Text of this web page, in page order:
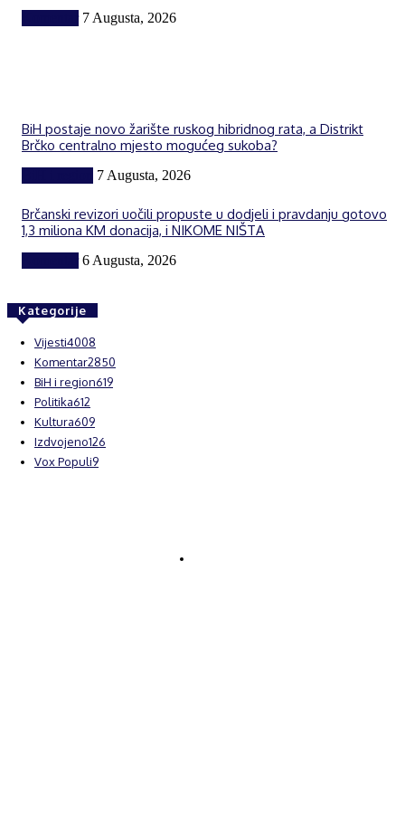
7 Augusta, 2026
BiH postaje novo žarište ruskog hibridnog rata, a Distrikt
Brčko centralno mjesto mogućeg sukoba?
7 Augusta, 2026
Brčanski revizori uočili propuste u dodjeli i pravdanju gotovo
1,3 miliona KM donacija, i NIKOME NIŠTA
6 Augusta, 2026
Kategorije
Vijesti4008
Komentar2850
BiH i region619
Politika612
Kultura609
Izdvojeno126
Vox Populi9